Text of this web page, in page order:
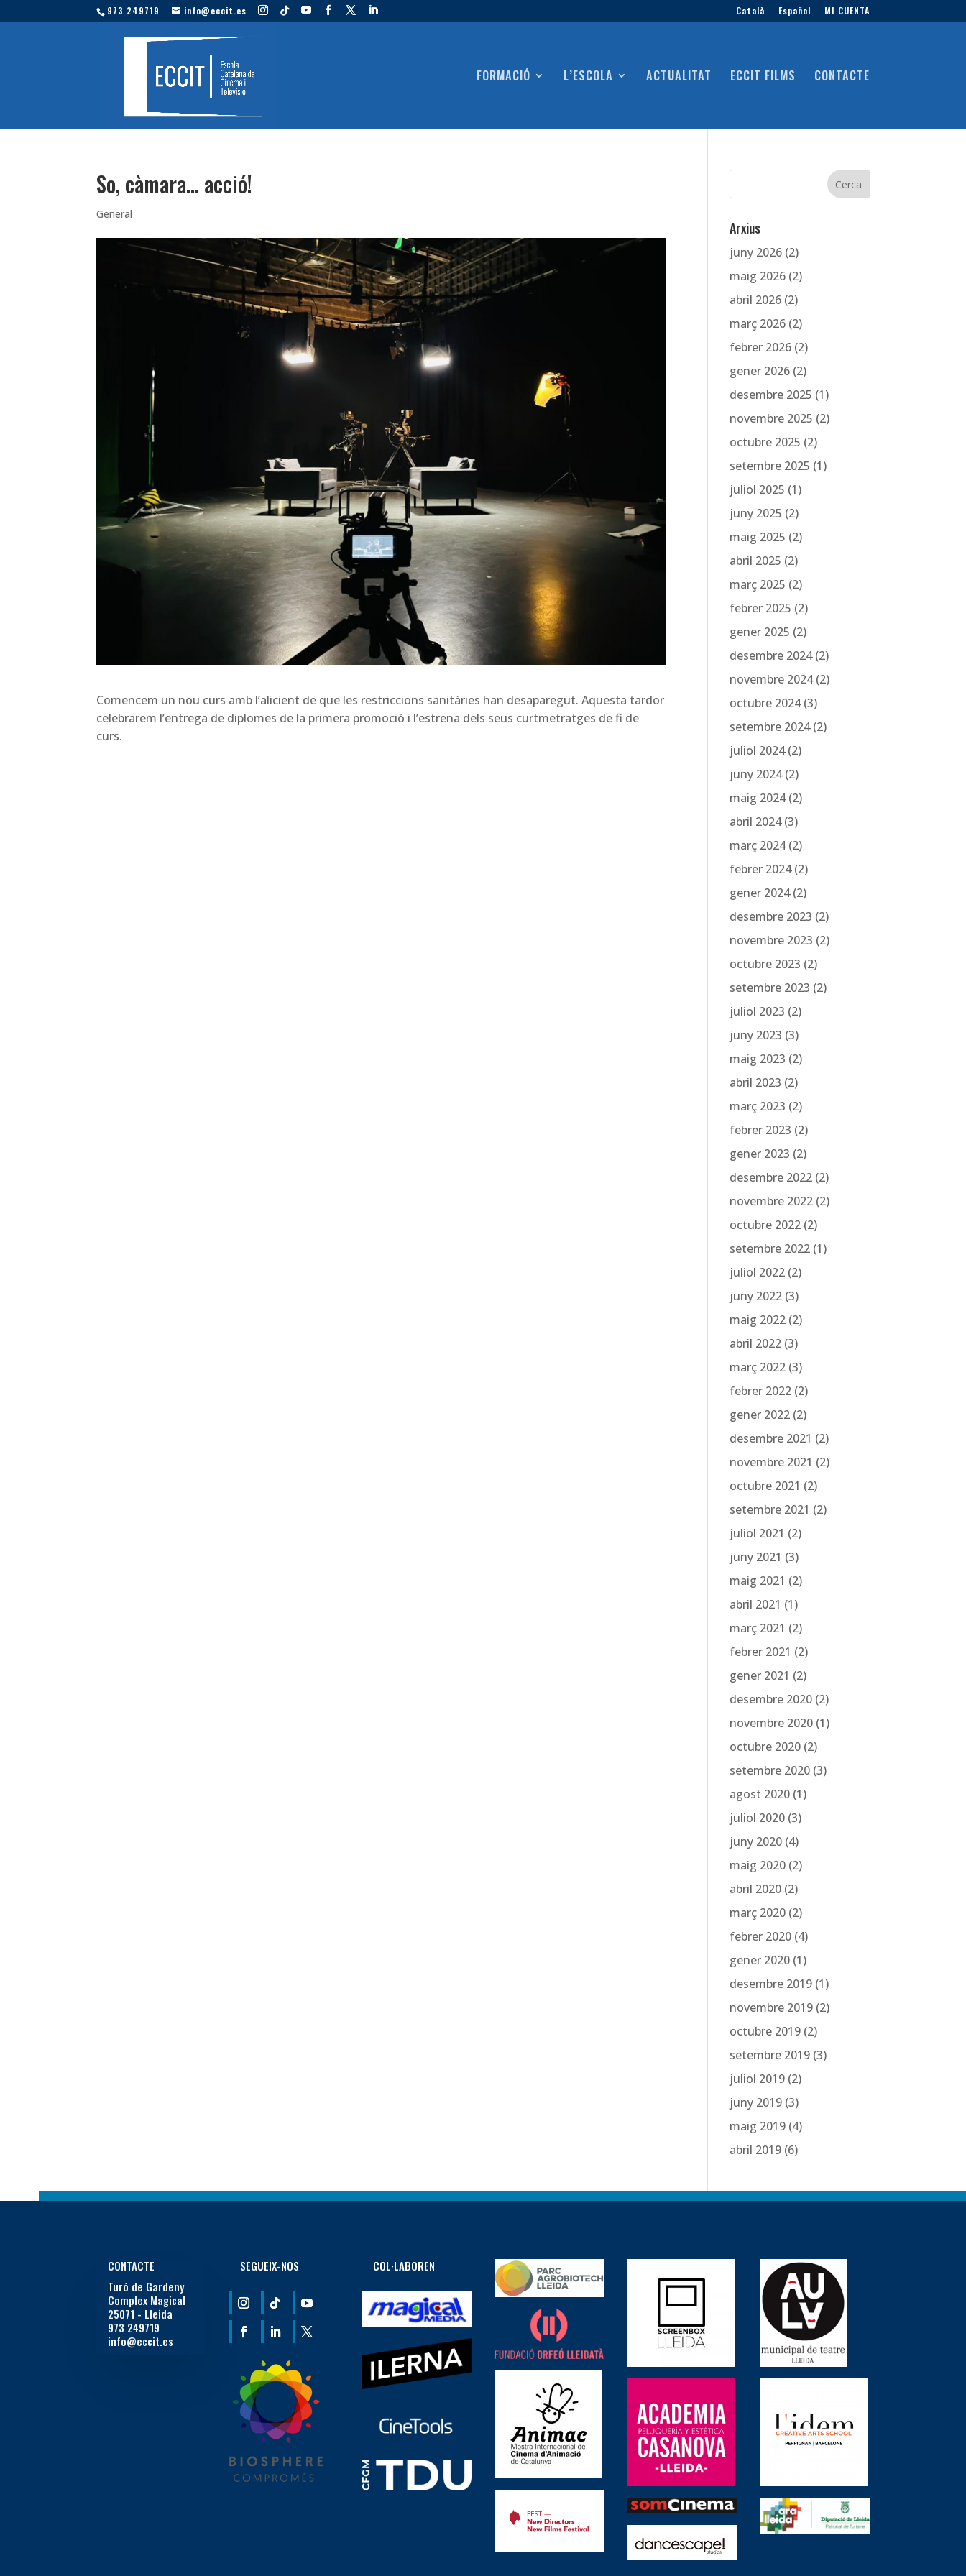
973 249719 info@eccit.es Català Español MI CUENTA
FORMACIÓ L’ESCOLA ACTUALITAT ECCIT FILMS CONTACTE
So, càmara… acció!
General
Comencem un nou curs amb l’alicient de que les restriccions sanitàries han desaparegut. Aquesta tardor
celebrarem l’entrega de diplomes de la primera promoció i l’estrena dels seus curtmetratges de fi de
curs.
Arxius
juny 2026 (2)
maig 2026 (2)
abril 2026 (2)
març 2026 (2)
febrer 2026 (2)
gener 2026 (2)
desembre 2025 (1)
novembre 2025 (2)
octubre 2025 (2)
setembre 2025 (1)
juliol 2025 (1)
juny 2025 (2)
maig 2025 (2)
abril 2025 (2)
març 2025 (2)
febrer 2025 (2)
gener 2025 (2)
desembre 2024(2)
novembre 2024(2)
octubre 2024(3)
setembre 2024(2)
juliol 2024(2)
juny 2024(2)
maig 2024(2)
abril 2024(3)
març 2024(2)
febrer 2024(2)
gener 2024(2)
desembre 2023 (2)
novembre 2023 (2)
octubre 2023 (2)
setembre 2023 (2)
juliol 2023 (2)
juny 2023 (3)
maig 2023 (2)
abril 2023 (2)
març 2023 (2)
febrer 2023 (2)
gener 2023 (2)
desembre 2022 (2)
novembre 2022 (2)
octubre 2022 (2)
setembre 2022 (1)
juliol 2022 (2)
juny 2022 (3)
maig 2022 (2)
abril 2022 (3)
març 2022 (3)
febrer 2022 (2)
gener 2022 (2)
desembre 2021 (2)
novembre 2021 (2)
octubre 2021 (2)
setembre 2021 (2)
juliol 2021 (2)
juny 2021 (3)
maig 2021 (2)
abril 2021 (1)
març 2021 (2)
febrer 2021 (2)
gener 2021 (2)
desembre 2020 (2)
novembre 2020 (1)
octubre 2020 (2)
setembre 2020 (3)
agost 2020 (1)
juliol 2020 (3)
juny 2020 (4)
maig 2020 (2)
abril 2020 (2)
març 2020 (2)
febrer 2020 (4)
gener 2020 (1)
desembre 2019 (1)
novembre 2019 (2)
octubre 2019 (2)
setembre 2019 (3)
juliol 2019 (2)
juny 2019 (3)
maig 2019 (4)
abril 2019 (6)
CONTACTE
Turó de Gardeny
Complex Magical
25071 - Lleida
973 249719
info@eccit.es
SEGUEIX-NOS COL·LABOREN